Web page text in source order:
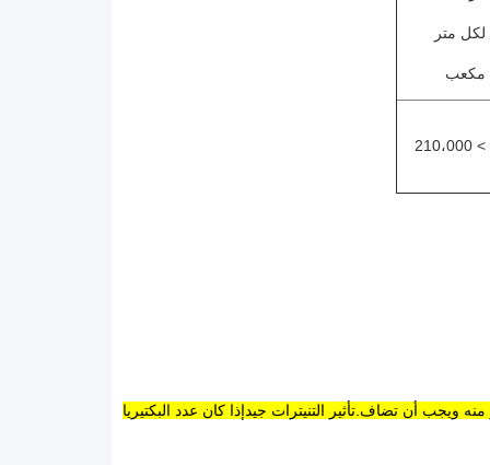
مكعب
> 210،000